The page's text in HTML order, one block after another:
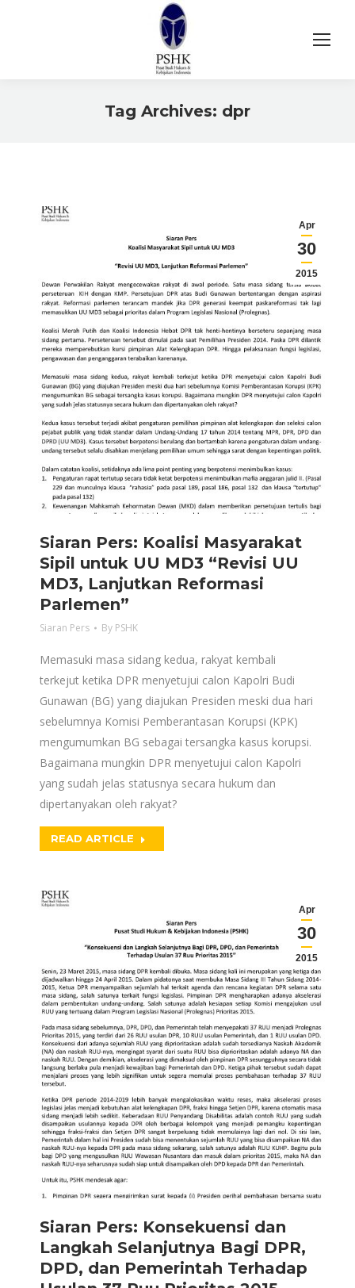
Tag Archives: dpr
Apr
30
2015
Siaran Pers: Koalisi Masyarakat
Sipil untuk UU MD3 “Revisi UU
MD3, Lanjutkan Reformasi
Parlemen”
Siaran Pers By PSHK
Memasuki masa sidang kedua, rakyat kembali
terkejut ketika DPR menyetujui calon Kapolri Budi
Gunawan (BG) yang diajukan Presiden meski dua hari
sebelumnya Komisi Pemberantasan Korupsi (KPK)
mengumumkan BG sebagai tersangka kasus korupsi.
Bagaimana mungkin DPR menyetujui calon Kapolri
yang sudah jelas statusnya secara hukum dan
dipertanyakan oleh rakyat?
READ ARTICLE
Apr
30
2015
Siaran Pers: Konsekuensi dan
Langkah Selanjutnya Bagi DPR,
DPD, dan Pemerintah Terhadap